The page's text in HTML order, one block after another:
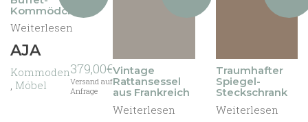
Kommödchen
Weiterlesen
AJA
Kommoden
Möbel
379,00€
Versand auf
Anfrage
Vintage
Rattansessel
aus Frankreich
Weiterlesen
Traumhafter
Spiegel-
Steckschrank
Weiterlesen